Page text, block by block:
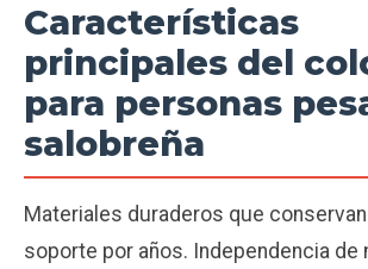
Características
principales del
para personas
salobreña
Materiales duraderos que
soporte por años. Independencia de